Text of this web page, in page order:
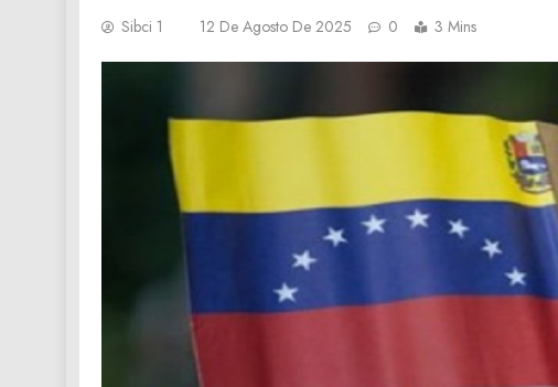
Sibci 1 12 De Agosto De 2025 0 3 Mins